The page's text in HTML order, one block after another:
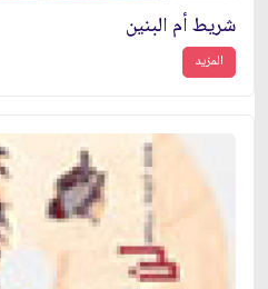
شريط أم البنين
المزيد